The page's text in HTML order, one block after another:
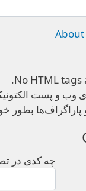
No HTML tags
وب و پست
بطور
چه کدی در